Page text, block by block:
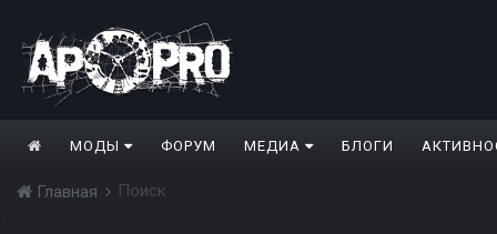
МОДЫ ФОРУМ МЕДИА БЛОГИ
Главная Поиск